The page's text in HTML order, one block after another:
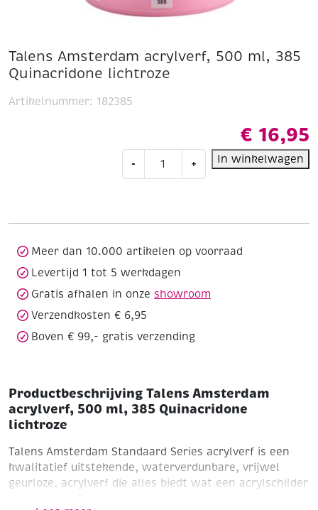
Talens Amsterdam acrylverf, 500 ml, 385
Quinacridone lichtroze
€ 16,95
-
Amsterdam
Quinacridone
+ In winkelwagen
Artikelnummer: 182385
Meer dan 10.000 artikelen op voorraad
Levertijd 1 tot 5 werkdagen
Gratis afhalen in onze showroom
Verzendkosten € 6,95
Boven € 99,- gratis verzending
Productbeschrijving Talens Amsterdam
acrylverf, 500 ml, 385 Quinacridone
lichtroze
Talens Amsterdam Standaard Series acrylverf is een
kwalitatief uitstekende, waterverdunbare, vrijwel
geurloze, acrylverf die alles biedt wat een acrylschilder